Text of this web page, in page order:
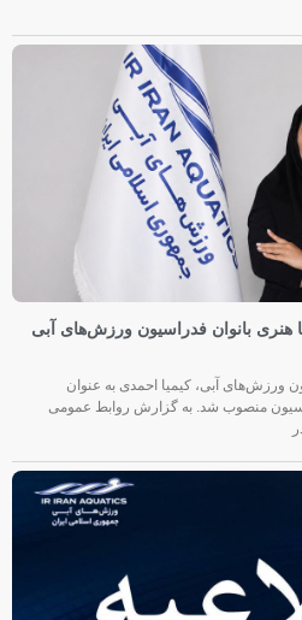
بانوان فدراسیون ورزش‌های آبی
آبی، کیمیا احمدی به عنوان
منصوب شد. به گزارش روابط عمومی